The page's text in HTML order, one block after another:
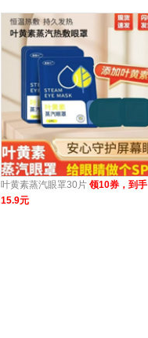
叶黄素蒸汽眼罩30片 领10券，到手
15.9元